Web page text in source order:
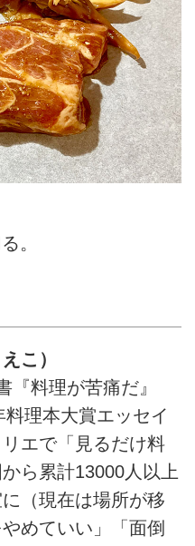
。
こ）
『料理が苦痛だ』
料理本大賞エッセイ
エで「見るだけ料
ら累計13000人以上
（現在は場所が移
めていい」「面倒